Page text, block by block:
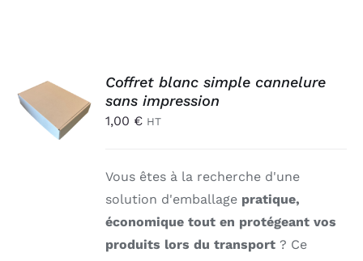
AJOUTER
PANIER
/
Coffret blanc simple cannelure
sans impression
1,00 € HT
Vous êtes à la recherche d'une
solution d'emballage pratique,
économique tout en protégeant vos
produits lors du transport ? Ce